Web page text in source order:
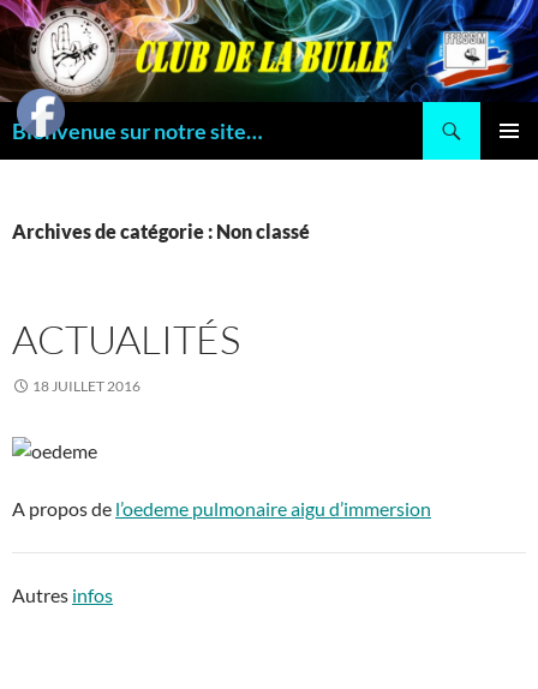
Aller
au
contenu
Bienvenue sur notre site…
Recherche
Archives de catégorie : Non classé
ACTUALITÉS
18 JUILLET 2016
A propos de l’oedeme pulmonaire aigu d’immersion
Autres infos